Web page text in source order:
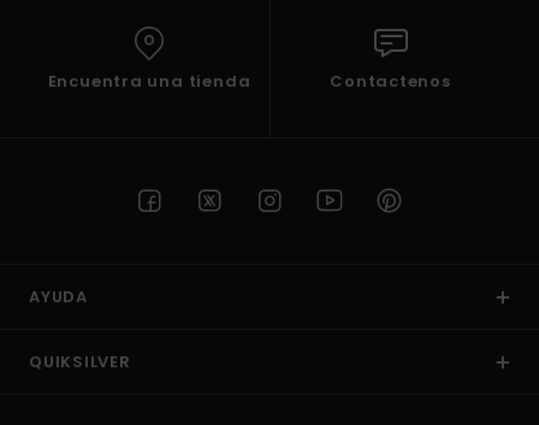
Encuentra una tienda Contactenos
AYUDA
QUIKSILVER